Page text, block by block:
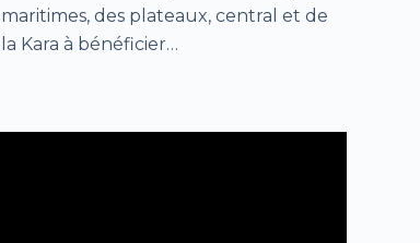
maritimes, des plateaux, central et de
la Kara à bénéficier…